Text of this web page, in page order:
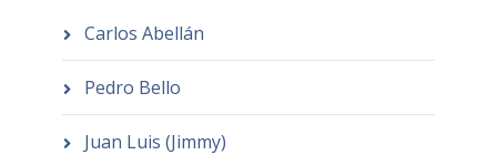
Carlos Abellán
Pedro Bello
Juan Luis (Jimmy)